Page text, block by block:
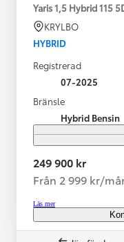
Yaris 1,5 Hybrid 115
KRYLBO
HYBRID
Registrerad
07-2025
Bränsle
Hybrid Bensin
249 900 kr
Från 2 999 kr/
Läs mer